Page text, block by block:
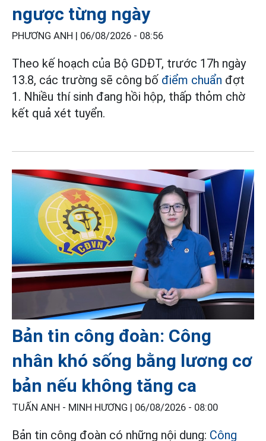
ngược từng ngày
PHƯƠNG ANH | 06/08/2026 - 08:56
Theo kế hoạch của Bộ GDĐT, trước 17h ngày
13.8, các trường sẽ công bố điểm chuẩn đợt
1. Nhiều thí sinh đang hồi hộp, thấp thỏm chờ
kết quả xét tuyển.
Bản tin công đoàn: Công
nhân khó sống bằng lương cơ
bản nếu không tăng ca
TUẤN ANH - MINH HƯƠNG | 06/08/2026 - 08:00
Bản tin công đoàn có những nội dung: Công